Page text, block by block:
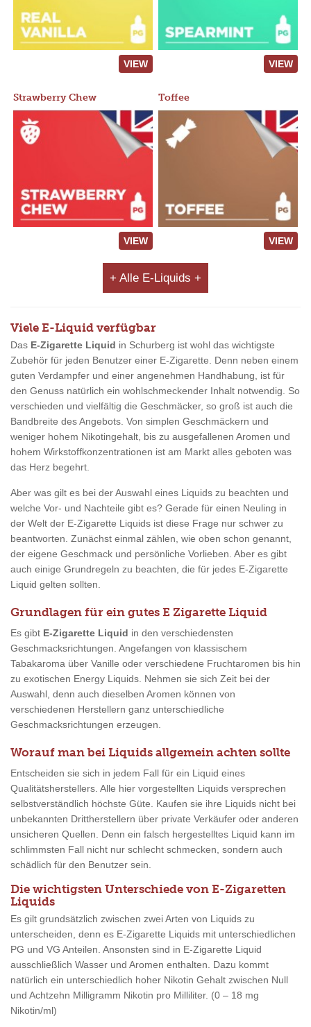
VIEW VIEW
Strawberry Chew
VIEW
Toffee
VIEW
+ Alle E-Liquids +
Viele E-Liquid verfügbar
Das E-Zigarette Liquid in Schurberg ist wohl das wichtigste
Zubehör für jeden Benutzer einer E-Zigarette. Denn neben einem
guten Verdampfer und einer angenehmen Handhabung, ist für
den Genuss natürlich ein wohlschmeckender Inhalt notwendig. So
verschieden und vielfältig die Geschmäcker, so groß ist auch die
Bandbreite des Angebots. Von simplen Geschmäckern und
weniger hohem Nikotingehalt, bis zu ausgefallenen Aromen und
hohem Wirkstoffkonzentrationen ist am Markt alles geboten was
das Herz begehrt.
Aber was gilt es bei der Auswahl eines Liquids zu beachten und
welche Vor- und Nachteile gibt es? Gerade für einen Neuling in
der Welt der E-Zigarette Liquids ist diese Frage nur schwer zu
beantworten. Zunächst einmal zählen, wie oben schon genannt,
der eigene Geschmack und persönliche Vorlieben. Aber es gibt
auch einige Grundregeln zu beachten, die für jedes E-Zigarette
Liquid gelten sollten.
Grundlagen für ein gutes E Zigarette Liquid
Es gibt E-Zigarette Liquid in den verschiedensten
Geschmacksrichtungen. Angefangen von klassischem
Tabakaroma über Vanille oder verschiedene Fruchtaromen bis hin
zu exotischen Energy Liquids. Nehmen sie sich Zeit bei der
Auswahl, denn auch dieselben Aromen können von
verschiedenen Herstellern ganz unterschiedliche
Geschmacksrichtungen erzeugen.
Worauf man bei Liquids allgemein achten sollte
Entscheiden sie sich in jedem Fall für ein Liquid eines
Qualitätsherstellers. Alle hier vorgestellten Liquids versprechen
selbstverständlich höchste Güte. Kaufen sie ihre Liquids nicht bei
unbekannten Drittherstellern über private Verkäufer oder anderen
unsicheren Quellen. Denn ein falsch hergestelltes Liquid kann im
schlimmsten Fall nicht nur schlecht schmecken, sondern auch
schädlich für den Benutzer sein.
Die wichtigsten Unterschiede von E-Zigaretten
Liquids
Es gilt grundsätzlich zwischen zwei Arten von Liquids zu
unterscheiden, denn es E-Zigarette Liquids mit unterschiedlichen
PG und VG Anteilen. Ansonsten sind in E-Zigarette Liquid
ausschließlich Wasser und Aromen enthalten. Dazu kommt
natürlich ein unterschiedlich hoher Nikotin Gehalt zwischen Null
und Achtzehn Milligramm Nikotin pro Milliliter. (0 – 18 mg
Nikotin/ml)